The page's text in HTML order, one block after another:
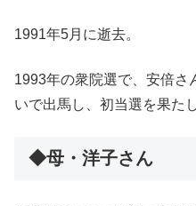
1991年5月に逝去。
1993年の衆院選で、安倍さ
いで出馬し、初当選を果た
◆母・洋子さん